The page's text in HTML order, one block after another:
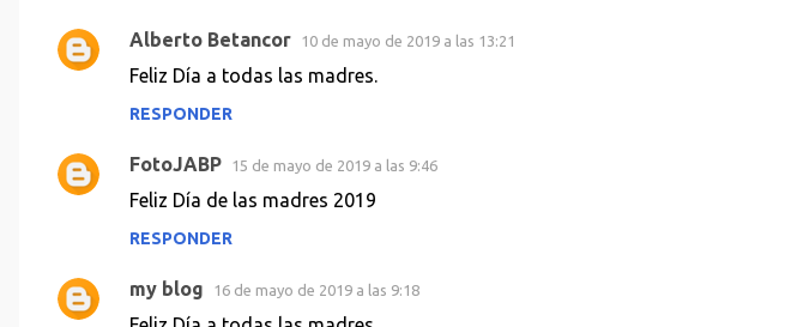
e
n
r
Alberto Betancor 10 de mayo de 2019 a las 13:21
Feliz Día a todas las madres.
RESPONDER
FotoJABP 15 de mayo de 2019 a las 9:46
Feliz Día de las madres 2019
RESPONDER
my blog 16 de mayo de 2019 a las 9:18